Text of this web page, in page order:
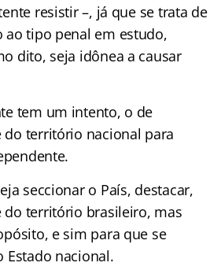
resistir –, já que se trata de
ao tipo penal em estudo,
dito, seja idônea a causar
tem um intento, o de
território nacional para
seccionar o País, destacar,
do território brasileiro, mas
e sim para que se
nacional.